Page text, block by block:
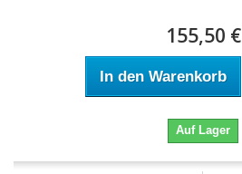
155,50 €
In den Warenkorb
Auf Lager